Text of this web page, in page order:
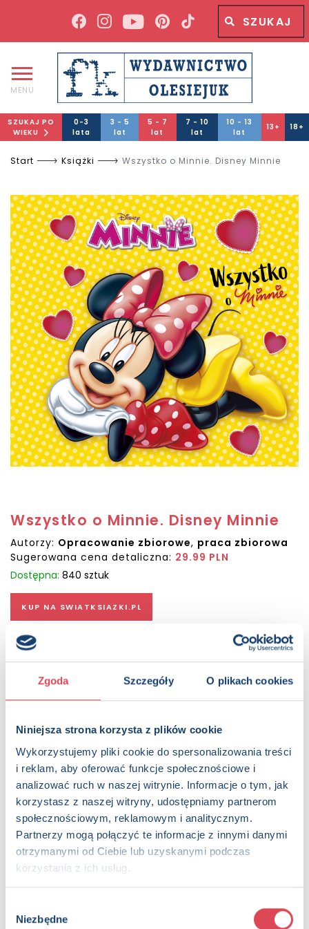
Zgoda Szczegóły O plikach cookies
Niniejsza strona korzysta z plików cookie
Wykorzystujemy pliki cookie do spersonalizowania treści
i reklam, aby oferować funkcje społecznościowe i
analizować ruch w naszej witrynie. Informacje o tym, jak
korzystasz z naszej witryny, udostępniamy partnerom
społecznościowym, reklamowym i analitycznym.
Partnerzy mogą połączyć te informacje z innymi danymi
otrzymanymi od Ciebie lub uzyskanymi podczas
korzystania z ich usług.
zgody
Niezbędne
Wyszukiwana fraza
MENU
SZUKAJ PO
WIEKU
0-3
lata
3 - 5
lat
5 - 7
lat
7 - 10
lat
10 - 13
lat
13+ 18+
Start Książki Wszystko o Minnie. Disney Minnie
Wszystko o Minnie. Disney Minnie
Autorzy: Opracowanie zbiorowe, praca zbiorowa
Sugerowana cena detaliczna: 29.99 PLN
Dostępna: 840 sztuk
KUP NA SWIATKSIAZKI.PL
KUP NA KSIAZKI.PL
pierwszy kontakt dziecka z książką. Wykonana z miękkiego i
bezpiecznego materiału świetnie sprawdzi się jako zabawka
dla najmłodszych do wózka czy łóżeczka. Książeczka rozwija
zmysł dotyku, a szeleszczące strony i kolorowe ilustracje
przyciągają uwagę i wspierają rozwój wzroku.
Strony:8 , Format: 20x20 cm
ISBN:978-83-8385-764-0
EAN:9788383857640
Rok wydania:2026
Wydawnictwo:Wydawnictwo Olesiejuk
całoroczna, Disney